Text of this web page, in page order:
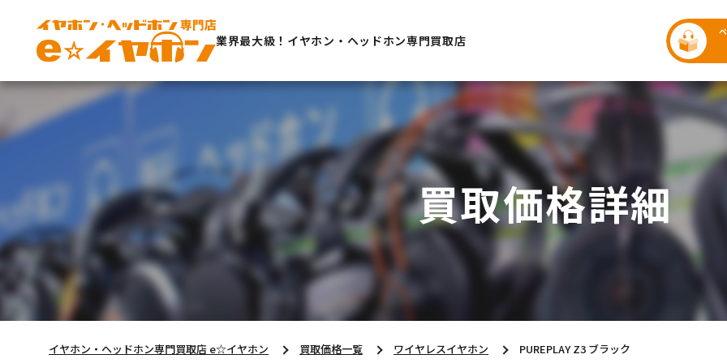
業界最大級！イヤホン・ヘッドホン専門買取店
買取価格詳細
イヤホン・ヘッドホン専門買取店 e☆イヤホン 買取価格一覧 ワイヤレスイヤホン PUREPLAY Z3 ブラック